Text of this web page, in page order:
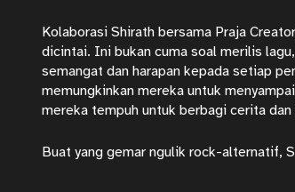
Kolaborasi Shirath bersama Praja
dicintai. Ini bukan cuma soal merilis
semangat dan harapan kepada setiap
memungkinkan mereka untuk
mereka tempuh untuk berbagi cerita dan
Buat yang gemar ngulik rock-alternatif,